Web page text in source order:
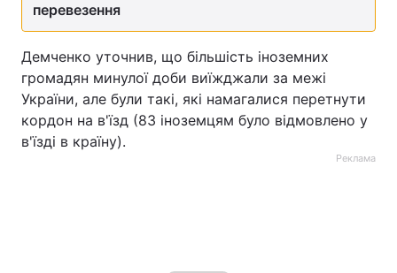
перевезення
Демченко уточнив, що більшість іноземних
громадян минулої доби виїжджали за межі
України, але були такі, які намагалися перетнути
кордон на в'їзд (83 іноземцям було відмовлено у
в'їзді в країну).
Реклама